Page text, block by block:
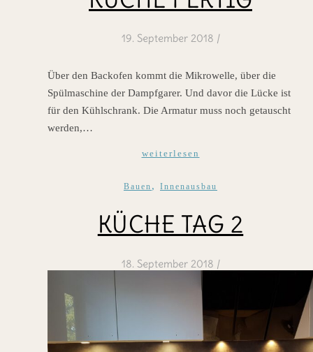
19. September 2018 /
Über den Backofen kommt die Mikrowelle, über die
Spülmaschine der Dampfgarer. Und davor die Lücke ist
für den Kühlschrank. Die Armatur muss noch getauscht
werden,…
weiterlesen
Bauen , Innenausbau
KÜCHE TAG 2
18. September 2018 /